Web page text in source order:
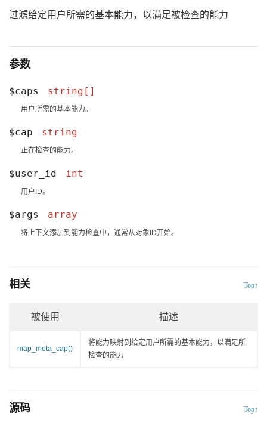
过滤给定用户所需的基本能力，以满足被检查的能力
参数
$caps string[]
用户所需的基本能力。
$cap string
正在检查的能力。
$user_id int
用户ID。
$args array
将上下文添加到能力检查中，通常从对象ID开始。
相关 Top↑
被使用 描述
map_meta_cap()
将能力映射到给定用户所需的基本能力，以满足所
检查的能力
源码 Top↑